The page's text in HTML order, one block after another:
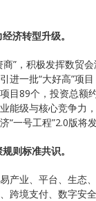
济转型升级。
”，积极发挥数贸
进一批“大好高”项
目89个，投资总额
能级与核心竞争力，
“一号工程”2.0版将
则标准共识。
产业、平台、生态
跨境支付、数字安